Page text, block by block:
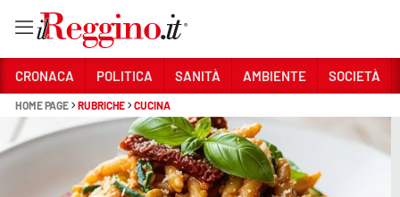
Sezioni
CRONACA
POLITICA
CRONACA POLITICA SANITÀ AMBIENTE SOCIETÀ
HOME PAGE RUBRICHE CUCINA